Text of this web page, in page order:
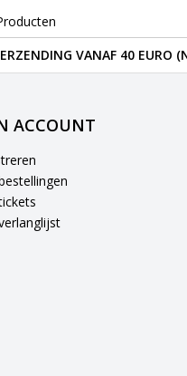
VANAF 40 EURO
ACCOUNT